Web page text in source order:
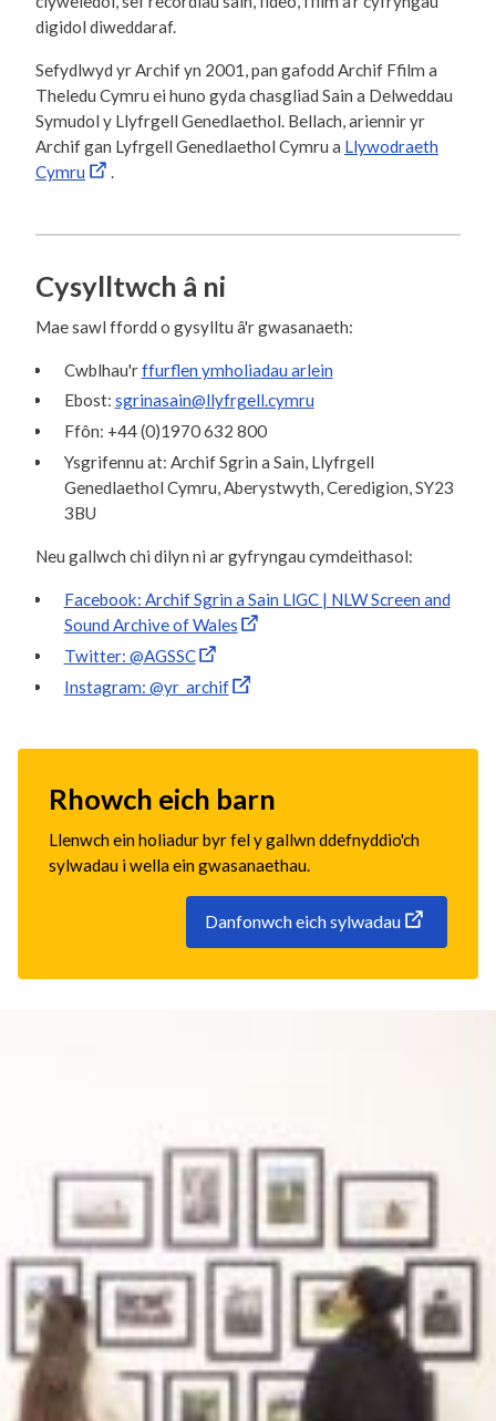
digidol diweddaraf.
Sefydlwyd yr Archif yn 2001, pan gafodd Archif Ffilm a
Theledu Cymru ei huno gyda chasgliad Sain a Delweddau
Symudol y Llyfrgell Genedlaethol. Bellach, ariennir yr
Archif gan Lyfrgell Genedlaethol Cymru a Llywodraeth
Cymru
.
Cysylltwch â ni
Mae sawl ffordd o gysylltu â'r gwasanaeth:
Cwblhau'rffurflen ymholiadau arlein
Ebost: sgrinasain@llyfrgell.cymru
Ffôn: +44 (0)1970 632 800
Ysgrifennu at: Archif Sgrin a Sain, Llyfrgell
Genedlaethol Cymru, Aberystwyth, Ceredigion, SY23
3BU
Neu gallwch chi dilyn ni ar gyfryngau cymdeithasol:
Facebook: Archif Sgrin a Sain LlGC | NLW Screen and
Sound Archive of Wales
Twitter: @AGSSC
Instagram: @yr_archif
Rhowch eich barn
Llenwch ein holiadur byr fel y gallwn ddefnyddio'ch
sylwadau i wella ein gwasanaethau.
Danfonwch eich sylwadau